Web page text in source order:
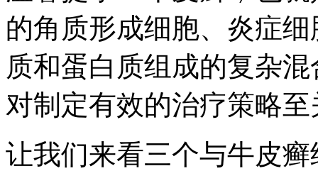
的角质形成细胞、炎症
质和蛋白质组成的复杂
对制定有效的治疗策略
让我们来看三个与牛皮